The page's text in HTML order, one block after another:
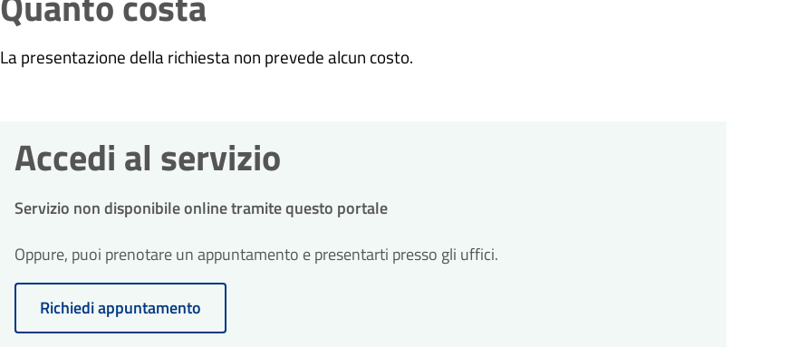
La presentazione della richiesta non prevede alcun costo.
Accedi al servizio
Servizio non disponibile online tramite questo portale
Oppure, puoi prenotare un appuntamento e presentarti presso gli uffici.
Richiedi appuntamento